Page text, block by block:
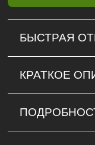
БЫСТРАЯ
КРАТКОЕ